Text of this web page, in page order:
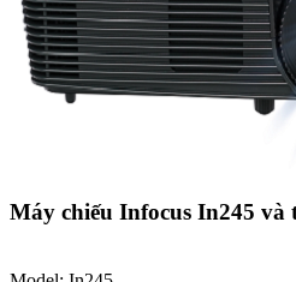
Máy chiếu Infocus In245 và